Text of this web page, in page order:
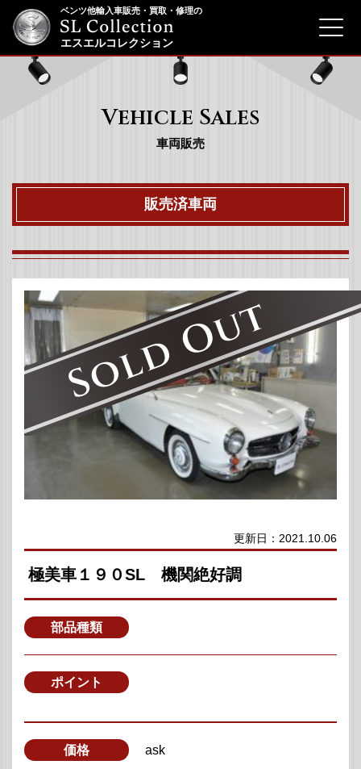
ベンツ他輸入車販売・買取・修理の
エスエルコレクション
Vehicle Sales
車両販売
販売済車両
更新日：2021.10.06
極美車１９０SL 機関絶好調
部品種類
ポイント
価格 ask